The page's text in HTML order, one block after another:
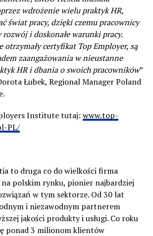
wdrożenie wielu praktyk HR,
świat pracy, dzięki czemu pracownicy
i doskonałe warunki pracy.
otrzymały certyfikat Top Employer, są
zaangażowania w nieustanne
HR i dbania o swoich pracowników”
Łubek, Regional Manager Poland
Institute tutaj: www.top-
PL/
to druga co do wielkości firma
polskim rynku, pionier najbardziej
w tym sektorze. Od 30 lat
i niezawodnym partnerem
jakości produkty i usługi. Co roku
ponad 3 milionom klientów